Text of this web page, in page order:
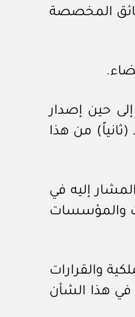
المخصصة
حين إصدار
(ثانياً) من هذا
تنظيم الوكالة -المشار إليه في
والمؤسسات
والقرارات
في هذا الشأن